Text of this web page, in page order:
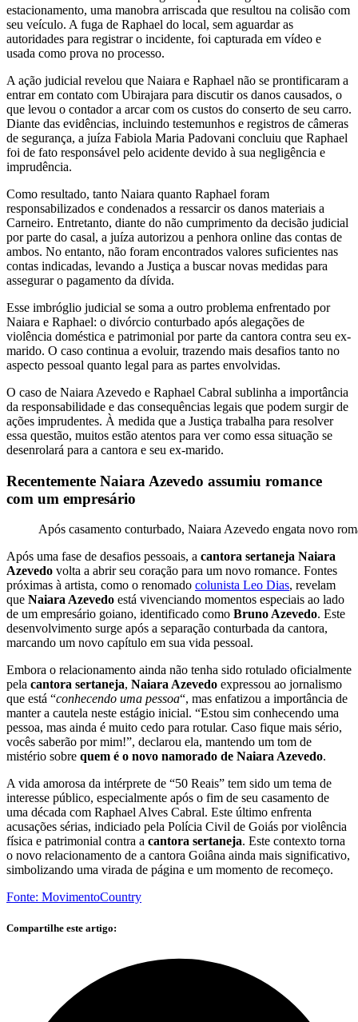
estacionamento, uma manobra arriscada que resultou na colisão com
seu veículo. A fuga de Raphael do local, sem aguardar as
autoridades para registrar o incidente, foi capturada em vídeo e
usada como prova no processo.
A ação judicial revelou que Naiara e Raphael não se prontificaram a
entrar em contato com Ubirajara para discutir os danos causados, o
que levou o contador a arcar com os custos do conserto de seu carro.
Diante das evidências, incluindo testemunhos e registros de câmeras
de segurança, a juíza Fabiola Maria Padovani concluiu que Raphael
foi de fato responsável pelo acidente devido à sua negligência e
imprudência.
Como resultado, tanto Naiara quanto Raphael foram
responsabilizados e condenados a ressarcir os danos materiais a
Carneiro. Entretanto, diante do não cumprimento da decisão judicial
por parte do casal, a juíza autorizou a penhora online das contas de
ambos. No entanto, não foram encontrados valores suficientes nas
contas indicadas, levando a Justiça a buscar novas medidas para
assegurar o pagamento da dívida.
Esse imbróglio judicial se soma a outro problema enfrentado por
Naiara e Raphael: o divórcio conturbado após alegações de
violência doméstica e patrimonial por parte da cantora contra seu ex-
marido. O caso continua a evoluir, trazendo mais desafios tanto no
aspecto pessoal quanto legal para as partes envolvidas.
O caso de Naiara Azevedo e Raphael Cabral sublinha a importância
da responsabilidade e das consequências legais que podem surgir de
ações imprudentes. À medida que a Justiça trabalha para resolver
essa questão, muitos estão atentos para ver como essa situação se
desenrolará para a cantora e seu ex-marido.
Recentemente Naiara Azevedo assumiu romance
com um empresário
Após casamento conturbado, Naiara Azevedo engata novo
Após uma fase de desafios pessoais, a cantora sertaneja Naiara
Azevedo volta a abrir seu coração para um novo romance. Fontes
próximas à artista, como o renomado colunista Leo Dias, revelam
que Naiara Azevedo está vivenciando momentos especiais ao lado
de um empresário goiano, identificado como Bruno Azevedo. Este
desenvolvimento surge após a separação conturbada da cantora,
marcando um novo capítulo em sua vida pessoal.
Embora o relacionamento ainda não tenha sido rotulado oficialmente
pela cantora sertaneja, Naiara Azevedo expressou ao jornalismo
que está “conhecendo uma pessoa“, mas enfatizou a importância de
manter a cautela neste estágio inicial. “Estou sim conhecendo uma
pessoa, mas ainda é muito cedo para rotular. Caso fique mais sério,
vocês saberão por mim!”, declarou ela, mantendo um tom de
mistério sobre quem é o novo namorado de Naiara Azevedo.
A vida amorosa da intérprete de “50 Reais” tem sido um tema de
interesse público, especialmente após o fim de seu casamento de
uma década com Raphael Alves Cabral. Este último enfrenta
acusações sérias, indiciado pela Polícia Civil de Goiás por violência
física e patrimonial contra a cantora sertaneja. Este contexto torna
o novo relacionamento de a cantora Goiâna ainda mais significativo,
simbolizando uma virada de página e um momento de recomeço.
Fonte: MovimentoCountry
Compartilhe este artigo: